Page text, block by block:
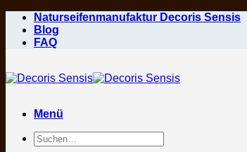
Zum
Inhalt
springen
Naturseifenmanufaktur Decoris Sensis
Blog
FAQ
Menü
Suchen
nach: